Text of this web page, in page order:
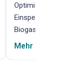
Optimiert für die
Biogasanlagen
Mehr erfahren →